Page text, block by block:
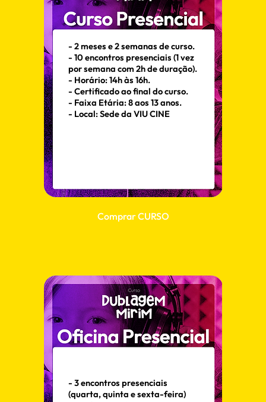
- 3 encontros presenciais
(quarta, quinta e sexta-feira)
- 2 meses e 2 semanas de curso.
- 10 encontros presenciais (1 vez
por semana com 2h de duração).
- Horário: 14h às 16h.
- Certificado ao final do curso.
- Faixa Etária: 8 aos 13 anos.
- Local: Sede da VIU CINE
Comprar CURSO